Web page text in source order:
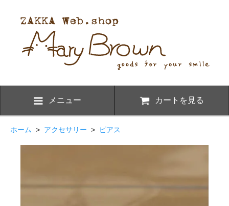
メニュー カートを見る
ホーム > アクセサリー > ピアス